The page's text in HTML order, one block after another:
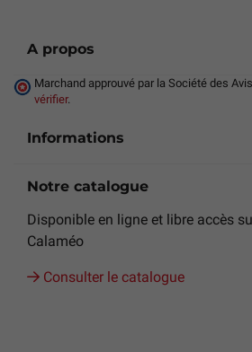
A propos
Marchand approuvé par la Société des
vérifier.
Informations
Notre catalogue
Disponible en ligne et libre accès
Calaméo
Consulter le catalogue